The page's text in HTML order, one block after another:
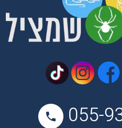
055-